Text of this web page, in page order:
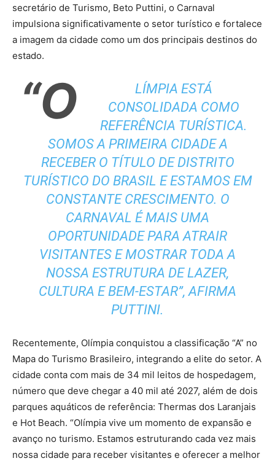
secretário de Turismo, Beto Puttini, o Carnaval
impulsiona significativamente o setor turístico e fortalece
a imagem da cidade como um dos principais destinos do
estado.
“O
LÍMPIA ESTÁ
CONSOLIDADA COMO
REFERÊNCIA TURÍSTICA.
SOMOS A PRIMEIRA CIDADE A
RECEBER O TÍTULO DE DISTRITO
TURÍSTICO DO BRASIL E ESTAMOS EM
CONSTANTE CRESCIMENTO. O
CARNAVAL É MAIS UMA
OPORTUNIDADE PARA ATRAIR
VISITANTES E MOSTRAR TODA A
NOSSA ESTRUTURA DE LAZER,
CULTURA E BEM-ESTAR”, AFIRMA
PUTTINI.
Recentemente, Olímpia conquistou a classificação “A” no
Mapa do Turismo Brasileiro, integrando a elite do setor. A
cidade conta com mais de 34 mil leitos de hospedagem,
número que deve chegar a 40 mil até 2027, além de dois
parques aquáticos de referência: Thermas dos Laranjais
e Hot Beach. “Olímpia vive um momento de expansão e
avanço no turismo. Estamos estruturando cada vez mais
nossa cidade para receber visitantes e oferecer a melhor